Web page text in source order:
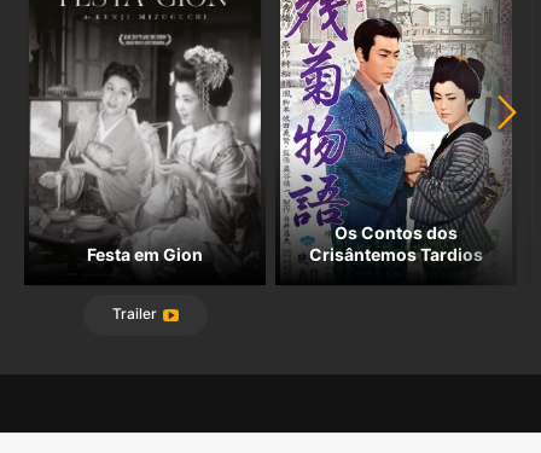
Festa em Gion
Trailer
Os Contos dos
Crisântemos Tardios